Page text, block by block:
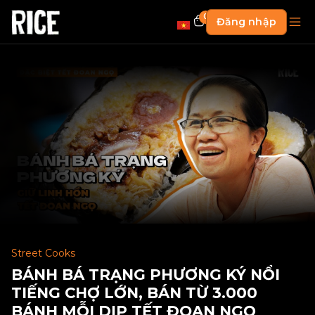
0 Đăng nhập
Street Cooks
BÁNH BÁ TRẠNG PHƯƠNG KÝ NỔI
TIẾNG CHỢ LỚN, BÁN TỪ 3.000
BÁNH MỖI DỊP TẾT ĐOAN NGỌ